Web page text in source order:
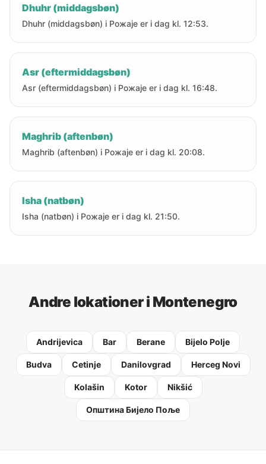
Dhuhr (middagsbøn)
Dhuhr (middagsbøn) i Рожаје er i dag kl. 12:53.
Asr (eftermiddagsbøn)
Asr (eftermiddagsbøn) i Рожаје er i dag kl. 16:48.
Maghrib (aftenbøn)
Maghrib (aftenbøn) i Рожаје er i dag kl. 20:08.
Isha (natbøn)
Isha (natbøn) i Рожаје er i dag kl. 21:50.
Andre lokationer i Montenegro
Andrijevica Bar Berane Bijelo Polje
Budva Cetinje Danilovgrad Herceg Novi
Kolašin Kotor Nikšić
Oпштина Бијело Поље